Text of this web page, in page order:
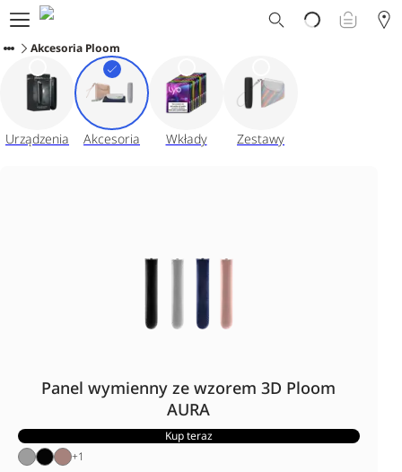
Dlaczego Ploom?
Sklep
Ploom Club
Oferty Specjalne
Wydarzenia
Akcesoria Ploom
Urządzenia Akcesoria Wkłady Zestawy
Panel wymienny ze wzorem 3D Ploom
AURA
Kup teraz
+1